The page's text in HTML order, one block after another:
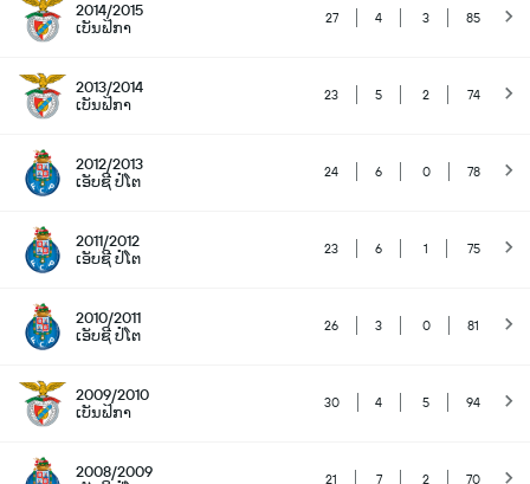
2014/2015
ເບັນຟິກາ
27 4 3 85
2013/2014
ເບັນຟິກາ
23 5 2 74
2012/2013
ເອັບຊີ ປໍໂຕ
24 6 0 78
2011/2012
ເອັບຊີ ປໍໂຕ
23 6 1 75
2010/2011
ເອັບຊີ ປໍໂຕ
26 3 0 81
2009/2010
ເບັນຟິກາ
30 4 5 94
2008/2009
21 7 2 70